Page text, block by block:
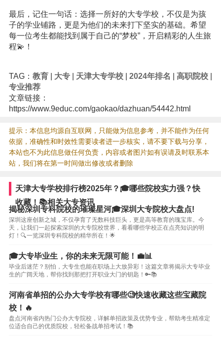
最后，记住一句话：选择一所好的大专学校，不仅是为孩
子的学业铺路，更是为他们的未来打下坚实的基础。希望
每一位考生都能找到属于自己的“梦校”，开启精彩的人生旅
程💫！
TAG： 教育| 大专| 天津大专学校| 2024年排名 高职院校|
专业推荐
文章链接：
https://www.9educ.com/gaokao/dazhuan/54442.html
提示：本信息均源自互联网，只能做为信息参考，并不能作为任何
依据，准确性和时效性需要读者进一步核实，请不要下载与分享，
本站也不为此信息做任何负责，内容或者图片如有误请及时联系本
站，我们将在第一时间做出修改或者删除
天津大专学校排行榜2025年？🎓哪些院校实力强？快
收藏！📚相关大专资讯
揭秘深圳专科院校的璀璨星河🎓深圳大专院校大盘点!
深圳这座创新之城，不仅孕育了无数科技巨头，更是高等教育的瑰宝库。今
天，让我们一起探索深圳的大专院校世界，看看哪些学校正在点亮知识的明
灯！🔍一览深圳专科院校的精华所在！🌟
🎓大专毕业生，你的未来无限可能！💼📊
毕业后迷茫？别怕，大专生也能在职场上大放异彩！这篇文章将揭示大专毕业
生的广阔天地，帮你找到那把打开职业大门的钥匙！🔑📚
河南省单招的公办大专学校有哪些🧐快速收藏这些宝藏院
校！🔥
盘点河南省内热门公办大专院校，详解单招政策及优势专业，帮助考生精准定
位适合自己的优质院校，轻松备战单招考试！📚